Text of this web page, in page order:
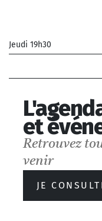
Jeudi 19h30
France
et
Retrouvez
venir
JE